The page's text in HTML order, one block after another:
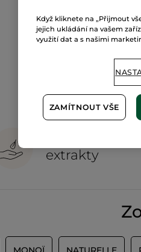
extrakty
Když kliknete na „Přijmout
jejich ukládání na vašem
využití dat a s našimi
ZAMÍTNOUT VŠE